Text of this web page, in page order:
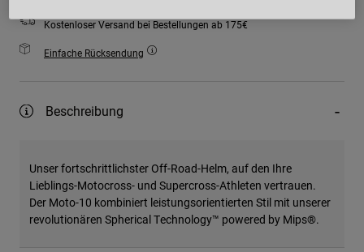
Kostenloser Versand bei Bestellungen ab 175€
Einfache Rücksendung
Beschreibung
Unser fortschrittlichster Off-Road-Helm, auf den Ihre
Lieblings-Motocross- und Supercross-Athleten vertrauen.
Der Moto-10 kombiniert leistungsorientierten Stil mit unserer
revolutionären Spherical Technology™ powered by Mips®.